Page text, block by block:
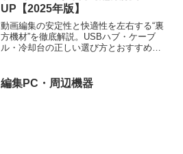
UP【2025年版】
動画編集の安定性と快適性を左右する“裏
方機材”を徹底解説。USBハブ・ケーブ
ル・冷却台の正しい選び方とおすすめ機
編集PC・周辺機器